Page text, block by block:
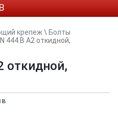
крепеж \ Болты
444 B А2 откидной,
откидной,